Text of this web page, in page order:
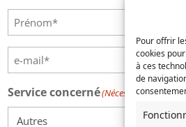
Pour offrir
cookies
à ces
de
Identité (Nécessaire)
mail(Nécessaire)
un
l’e-
mail
Service concerné(Nécessaire)